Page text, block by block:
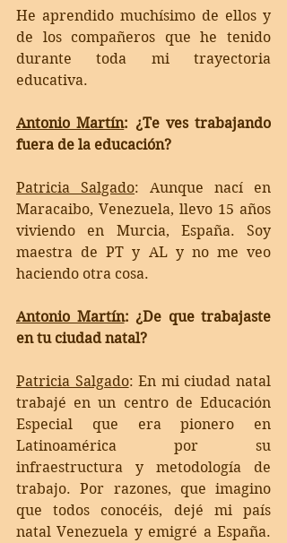
He aprendido muchísimo de ellos y
de los compañeros que he tenido
durante toda mi trayectoria
educativa.
Antonio Martín: ¿Te ves trabajando
fuera de la educación?
Patricia Salgado: Aunque nací en
Maracaibo, Venezuela, llevo 15 años
viviendo en Murcia, España. Soy
maestra de PT y AL y no me veo
haciendo otra cosa.
Antonio Martín: ¿De que trabajaste
en tu ciudad natal?
Patricia Salgado: En mi ciudad natal
trabajé en un centro de Educación
Especial que era pionero en
Latinoamérica por su
infraestructura y metodología de
trabajo. Por razones, que imagino
que todos conocéis, dejé mi país
natal Venezuela y emigré a España.